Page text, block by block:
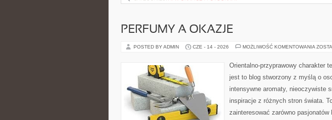
PERFUMY A OKAZJE
POSTED BY ADMIN CZE - 14 - 2026 MOŻLIWOŚĆ KOMENTOWANIA
Orientalno-przyprawowy charakter
jest to blog stworzony z myślą o
intensywne aromaty, nieoczywiste
inspiracje z różnych stron świata.
zainteresować zarówno